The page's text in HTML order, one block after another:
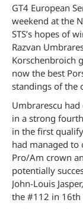
GT4 European
weekend at the
STS’s hopes of
Razvan
Korschenbroich
now the best
standings of the
Umbrarescu
in a strong
in the first
had managed
Pro/Am crown
potentially
John-Louis
the #112 in